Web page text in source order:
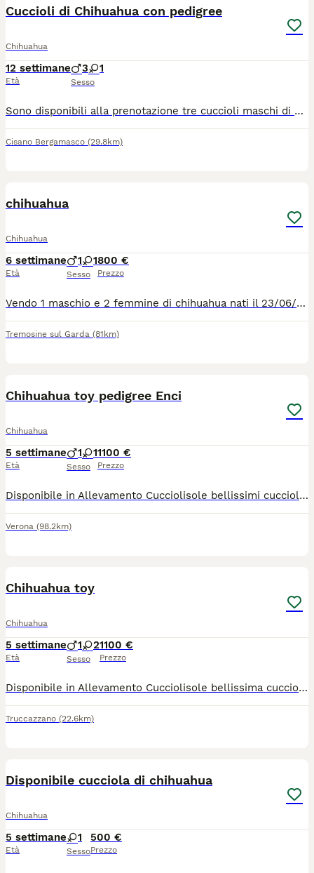
Cuccioli di Chihuahua con pedigree
Chihuahua
12 settimane
Età
3 1
Sesso
Sono disponibili alla prenotazione tre cuccioli maschi di Chihuahua nati il 15 maggio 2026. Verranno affidati alla famiglia dai 75 giorni in poi. Tutti avranno pedigree ENCI, iscrizione Anagrafe Canina, certificato veterinario di buona salute, microchip, vaccinazioni, sverminazioni, libretto sanitario e kit cucciolo "benvenuto a casa". I genitori sono testati per cuore, occhi e rotule, inoltre hanno entrambi test DNA esente per atrofia progressiva della retina, malattia ereditaria. Di tutti i certificati si rilascia copia. I cuccioli stanno crescendo in casa, a stretto contatto con la nostra famiglia e con le altre compagne della stessa razza ma anche diversa. Il nostro obiettivo è poter affidare a famiglie attente e amorevoli, cuccioli sani, equilibrati, ben socializzati e coccoloni. Svolgiamo pratica per il passaggio di proprietà, seguiamo l'inserimento in famiglia e diamo la nostra disponibilità anche in futuro. Per maggiori informazioni telefonare al 340/0574526.
Cisano Bergamasco (29.8km)
chihuahua
Chihuahua
6 settimane
Età
1 1
Sesso
800 €
Prezzo
Vendo 1 maschio e 2 femmine di chihuahua nati il 23/06/2026 i cuccioli sono cresciuti in casa in ambiente familiare e verranno ceduti con vaccinazione, sverminazione e microcip, la mamma è quella marrone e pesa 2 LG il papà è quello bianco e pesa 2.5 kg
Tremosine sul Garda (81km)
Chihuahua toy pedigree Enci
Chihuahua
5 settimane
Età
1 1
Sesso
1100 €
Prezzo
Disponibile in Allevamento Cucciolisole bellissimi cuccioli di chihuahua si vari colori che si consegnano DI PERSONA in tutta ITALIA dal 20 agosto in poi. I cuccioli avranno doppia sverminazione, primo e secondo vaccino, libretto sanitario e visita veterinaria, microchip con relativo passaggio di proprietà, pedigree Enci e trattamento antiparassitario. Saranno abituati all'uso della traversina igienica e socializzati con altri cani e gatti. Crescono in famiglia giocando con bambini... Allevamento CUCCIOLISOLE anche whatapp
Verona (98.2km)
Chihuahua toy
Chihuahua
5 settimane
Età
1 2
Sesso
1100 €
Prezzo
Disponibile in Allevamento Cucciolisole bellissima cucciola di chihuahua sia femmina che maschio. La cucciola avrà doppia sverminazione, primo e secondo vaccino, libretto sanitario e visita veterinaria, microchip con relativo passaggio di proprietà e trattamento antiparassitario, PEDIGREE ENCI. Sarà abituata all'uso della traversina igienica e socializzata con altri cani e gatti. Cresce in famiglia giocando con bambini... Per info e video anche whatapp al 329 6954062
Truccazzano (22.6km)
Disponibile cucciola di chihuahua
Chihuahua
5 settimane
Età
1
Sesso
500 €
Prezzo